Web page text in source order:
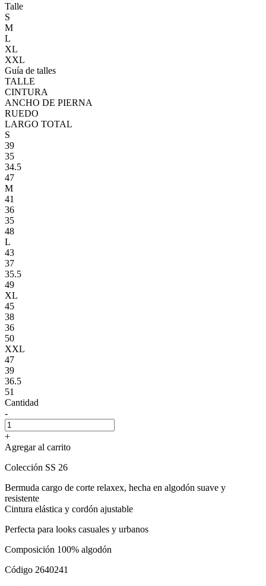
Talle
S
M
L
XL
XXL
Guía de talles
TALLE
CINTURA
ANCHO DE PIERNA
RUEDO
LARGO TOTAL
S
39
35
34.5
47
M
41
36
35
48
L
43
37
35.5
49
XL
45
38
36
50
XXL
47
39
36.5
51
Cantidad
-
+
Agregar al carrito
Colección SS 26
Bermuda cargo de corte relaxex, hecha en algodón suave y
resistente
Cintura elástica y cordón ajustable
Perfecta para looks casuales y urbanos
Composición 100% algodón
Código 2640241